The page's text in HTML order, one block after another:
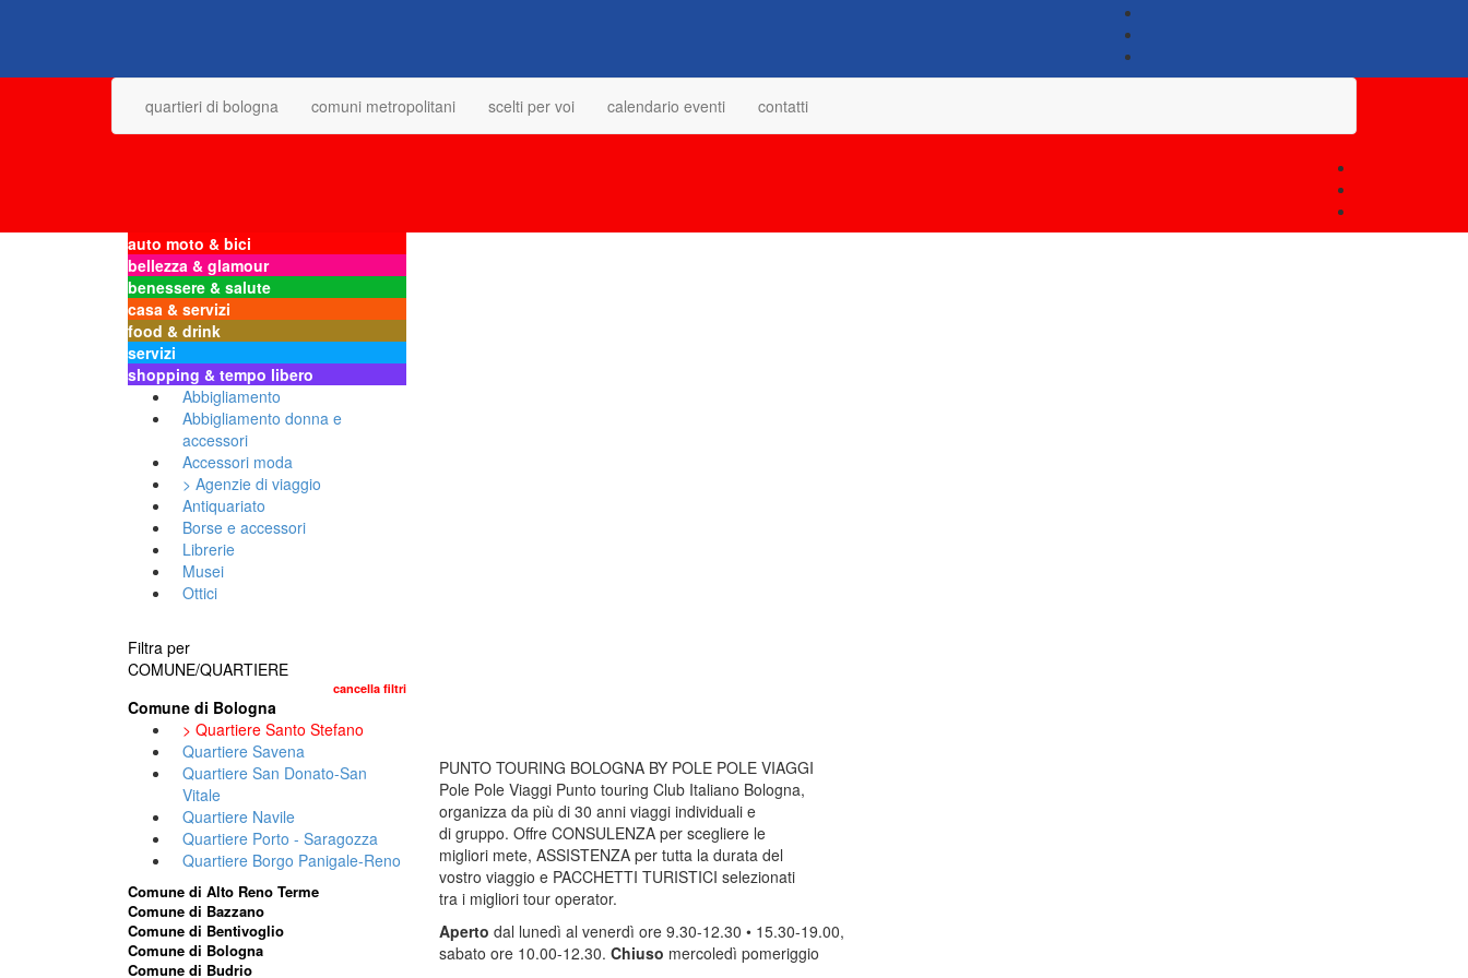
quartieri di bologna comuni metropolitani scelti per voi calendario eventi contatti
auto moto & bici
bellezza & glamour
benessere & salute
casa & servizi
food & drink
servizi
shopping & tempo libero
Abbigliamento
Abbigliamento donna e
accessori
Accessori moda
> Agenzie di viaggio
Antiquariato
Borse e accessori
Librerie
Musei
Ottici
Filtra per
COMUNE/QUARTIERE
cancella filtri
Comune di Bologna
> Quartiere Santo Stefano
Quartiere Savena
Quartiere San Donato-San
Vitale
Quartiere Navile
Quartiere Porto - Saragozza
Quartiere Borgo Panigale-Reno
Comune di Alto Reno Terme
Comune di Bazzano
Comune di Bentivoglio
Comune di Bologna
Comune di Budrio
PUNTO TOURING BOLOGNA BY POLE POLE VIAGGI
Pole Pole Viaggi Punto touring Club Italiano Bologna,
organizza da più di 30 anni viaggi individuali e
di gruppo. Offre CONSULENZA per scegliere le
migliori mete, ASSISTENZA per tutta la durata del
vostro viaggio e PACCHETTI TURISTICI selezionati
tra i migliori tour operator.
Aperto dal lunedì al venerdì ore 9.30-12.30 • 15.30-19.00,
sabato ore 10.00-12.30. Chiuso mercoledì pomeriggio